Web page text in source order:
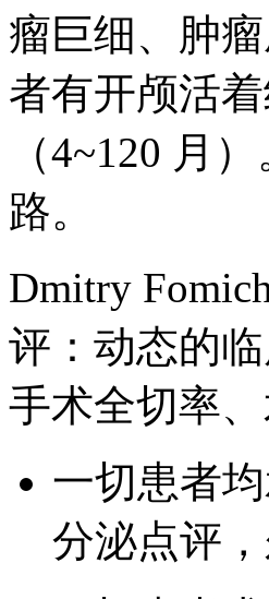
瘤巨细、肿
者有开颅活
（4~120 月
路。
Dmitry
评：动态的
手术全切率
一切患者
分泌点评